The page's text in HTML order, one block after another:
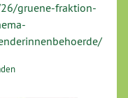
gruene-fraktion-